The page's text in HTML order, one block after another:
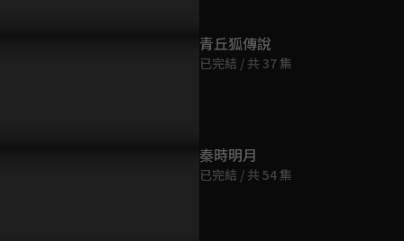
青丘狐傳說
已完結 / 共 37 集
秦時明月
已完結 / 共 54 集